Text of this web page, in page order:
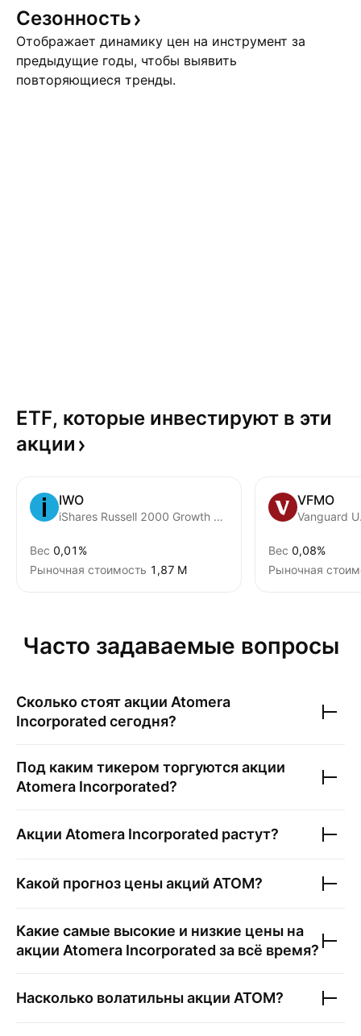
Сезонность
Отображает динамику цен на инструмент за
предыдущие годы, чтобы выявить
повторяющиеся тренды.
ETF, которые инвестируют в эти
акции
IWO
iShares Russell 2000 Growth ETF
Вес 0,01%
Рыночная стоимость ‪1,87 M‬
VFMO
Вес 0,08%
Рыночная
Часто задаваемые вопросы
Сколько стоят акции Atomera
Incorporated сегодня?
Под каким тикером торгуются акции
Atomera Incorporated?
Акции Atomera Incorporated растут?
Какой прогноз цены акций ATOM?
Какие самые высокие и низкие цены на
акции Atomera Incorporated за всё время?
Насколько волатильны акции ATOM?